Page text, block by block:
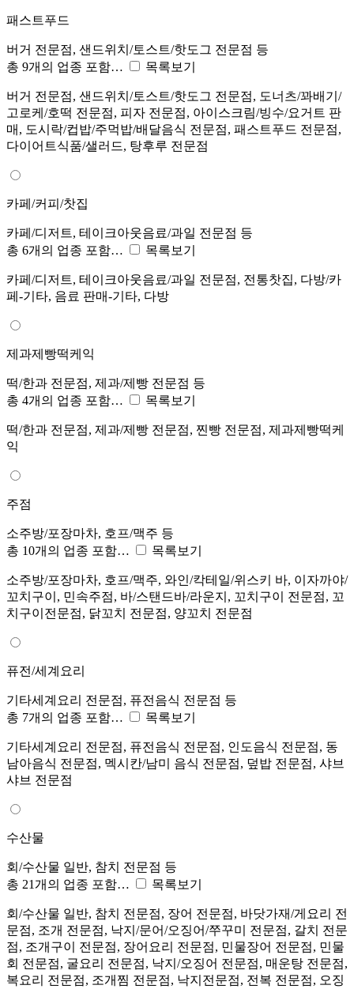
패스트푸드
버거 전문점, 샌드위치/토스트/핫도그 전문점 등
총 9개의 업종 포함…
목록보기
버거 전문점, 샌드위치/토스트/핫도그 전문점, 도너츠/꽈배기/
고로케/호떡 전문점, 피자 전문점, 아이스크림/빙수/요거트 판
매, 도시락/컵밥/주먹밥/배달음식 전문점, 패스트푸드 전문점,
다이어트식품/샐러드, 탕후루 전문점
카페/커피/찻집
카페/디저트, 테이크아웃음료/과일 전문점 등
총 6개의 업종 포함…
목록보기
카페/디저트, 테이크아웃음료/과일 전문점, 전통찻집, 다방/카
페-기타, 음료 판매-기타, 다방
제과제빵떡케익
떡/한과 전문점, 제과/제빵 전문점 등
총 4개의 업종 포함…
목록보기
떡/한과 전문점, 제과/제빵 전문점, 찐빵 전문점, 제과제빵떡케
익
주점
소주방/포장마차, 호프/맥주 등
총 10개의 업종 포함…
목록보기
소주방/포장마차, 호프/맥주, 와인/칵테일/위스키 바, 이자까야/
꼬치구이, 민속주점, 바/스탠드바/라운지, 꼬치구이 전문점, 꼬
치구이전문점, 닭꼬치 전문점, 양꼬치 전문점
퓨전/세계요리
기타세계요리 전문점, 퓨전음식 전문점 등
총 7개의 업종 포함…
목록보기
기타세계요리 전문점, 퓨전음식 전문점, 인도음식 전문점, 동
남아음식 전문점, 멕시칸/남미 음식 전문점, 덮밥 전문점, 샤브
샤브 전문점
수산물
회/수산물 일반, 참치 전문점 등
총 21개의 업종 포함…
목록보기
회/수산물 일반, 참치 전문점, 장어 전문점, 바닷가재/게요리 전
문점, 조개 전문점, 낙지/문어/오징어/쭈꾸미 전문점, 갈치 전문
점, 조개구이 전문점, 장어요리 전문점, 민물장어 전문점, 민물
회 전문점, 굴요리 전문점, 낙지/오징어 전문점, 매운탕 전문점,
복요리 전문점, 조개찜 전문점, 낙지전문점, 전복 전문점, 오징